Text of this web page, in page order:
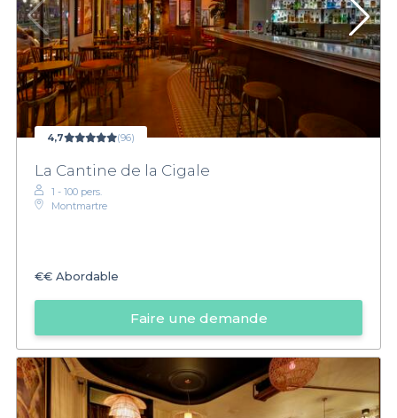
4,7 (96)
La Cantine de la Cigale
1 - 100 pers.
Montmartre
€€ Abordable
Faire une demande